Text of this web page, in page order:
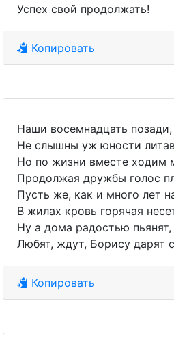
Успех свой продолжать!
Копировать
Наши восемнадцать позади,
Не слышны уж юности
Но по жизни вместе ходим
Продолжая дружбы голос
Пусть же, как и много лет
В жилах кровь горячая
Ну а дома радостью пьянят,
Любят, ждут, Борису дарят
Копировать